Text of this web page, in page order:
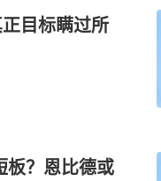
目标瞒过所
板？恩比德或